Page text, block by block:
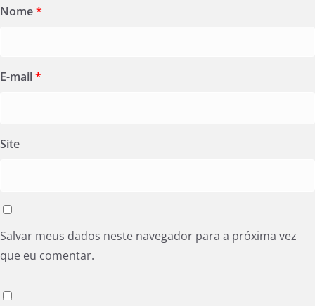
Nome*
E-mail*
Site
Salvar meus dados neste navegador para a próxima vez
que eu comentar.